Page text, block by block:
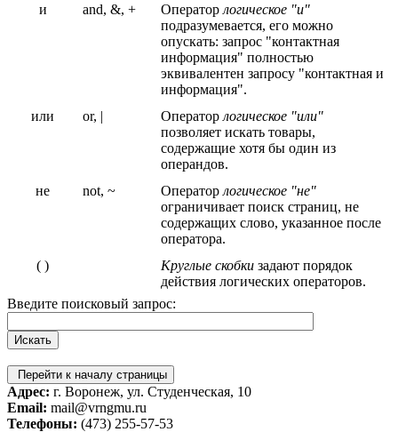
и
and, &, + Оператор логическое "и"
подразумевается, его можно
опускать: запрос "контактная
информация" полностью
эквивалентен запросу "контактная и
информация".
или
or, | Оператор логическое "или"
позволяет искать товары,
содержащие хотя бы один из
операндов.
не
not, ~ Оператор логическое "не"
ограничивает поиск страниц, не
содержащих слово, указанное после
оператора.
( )
Круглые скобки задают порядок
действия логических операторов.
Введите поисковый запрос:
Перейти к началу страницы
Адрес: г. Воронеж, ул. Студенческая, 10
Email: mail@vrngmu.ru
Телефоны: (473) 255-57-53